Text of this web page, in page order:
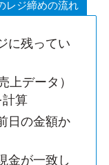
レジ締めの流れ
に残ってい
上データ）
計算
日の金額か
金が一致し